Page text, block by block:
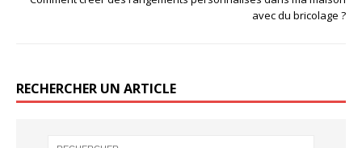
avec du bricolage ?
RECHERCHER UN ARTICLE